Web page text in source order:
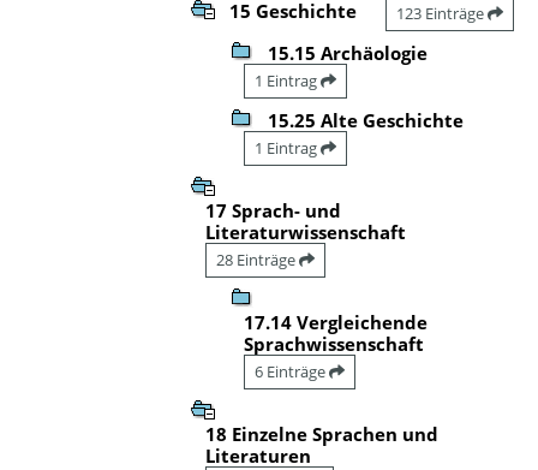
15 Geschichte 123 Einträge
15.15 Archäologie
1 Eintrag
15.25 Alte Geschichte
1 Eintrag
17 Sprach- und
Literaturwissenschaft
28 Einträge
17.14 Vergleichende
Sprachwissenschaft
6 Einträge
18 Einzelne Sprachen und
Literaturen